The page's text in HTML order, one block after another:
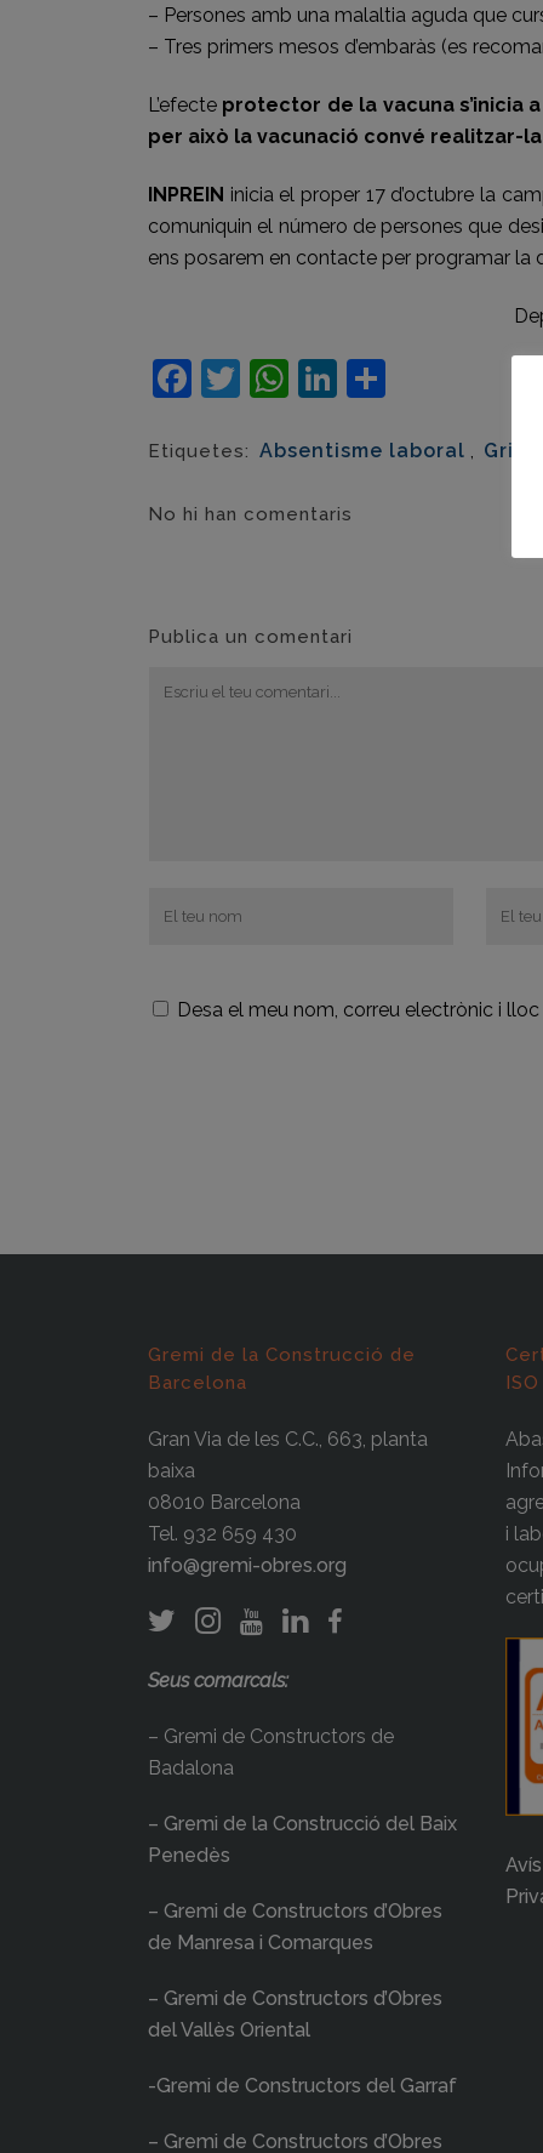
– Persones amb una malaltia aguda que
– Tres primers mesos d’embaràs (es
L’efecte protector de la vacuna s’inicia
per això la vacunació convé realitzar-
INPREIN inicia el proper 17 d’octubre la
comuniquin el número de persones que
ens posarem en contacte per programar la
Facebook
Twitter
WhatsApp
LinkedIn
Etiquetes: Absentisme laboral , Grip
No hi han comentaris
Publica un comentari
Desa el meu nom, correu electrònic i
Gremi de la Construcció de
Barcelona
Gran Via de les C.C., 663, planta
baixa
08010 Barcelona
Tel. 932 659 430
info@gremi-obres.org
Seus comarcals:
– Gremi de Constructors de
Badalona
– Gremi de la Construcció del Baix
Penedès
– Gremi de Constructors d’Obres
de Manresa i Comarques
– Gremi de Constructors d’Obres
del Vallès Oriental
-Gremi de Constructors del Garraf
– Gremi de Constructors d’Obres
i